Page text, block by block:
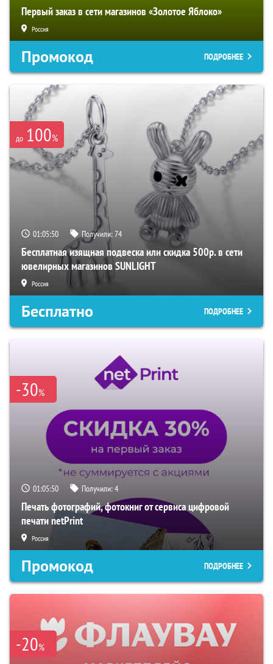
Первый заказ в сети магазинов «Золотое Яблоко»
Россия
Промокод ПОДРОБНЕЕ
до 100%
01:05:50 Получили:74
Бесплатная изящная подвеска или скидка 500р. в сети
ювелирных магазинов SUNLIGHT
Россия
Бесплатно ПОДРОБНЕЕ
-30%
01:05:50 Получили:4
Печать фотографий, фотокниг от сервиса цифровой
печати netPrint
Россия
Промокод ПОДРОБНЕЕ
-20%